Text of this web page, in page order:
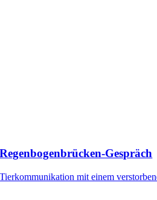
Regenbogenbrücken-Gespräch
Tierkommunikation mit einem